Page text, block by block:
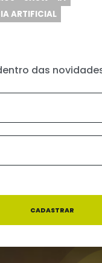
ARTIFICIAL
das